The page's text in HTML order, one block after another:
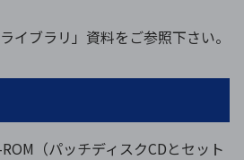
イブラリ」資料をご参照下さい。
（パッチディスクCDとセット